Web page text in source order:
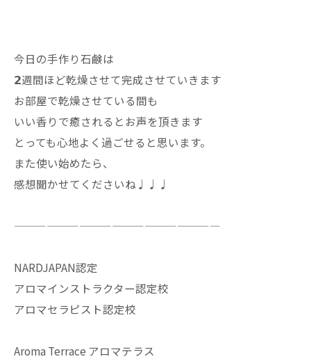
今日の手作り石鹸は
𝟮週間ほど乾燥させて完成させていきます
お部屋で乾燥させている間も
いい香りで癒されるとお声を頂きます
とっても心地よく過ごせると思います。
また使い始めたら、
感想聞かせてくださいね♩♩♩
———————————————————
NARDJAPAN認定
アロマインストラクター認定校
アロマセラピスト認定校
Aroma Terrace アロマテラス